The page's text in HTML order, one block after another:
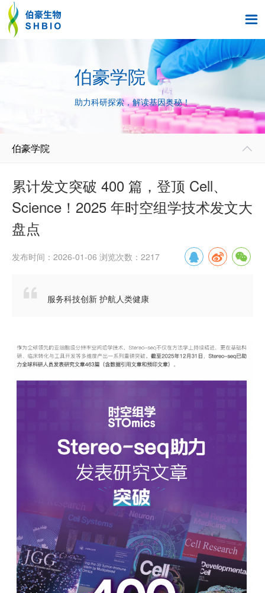

伯豪学院
助力科研探索，解读基因奥秘！
伯豪学院 
累计发文突破 400 篇，登顶 Cell、
Science！2025 年时空组学技术发文大
盘点
发布时间：2026-01-06 浏览次数：2217
 服务科技创新 护航人类健康